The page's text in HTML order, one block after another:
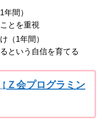
年間）
とを重視
（1年間）
という自信を育てる
Ｚ会プログラミン